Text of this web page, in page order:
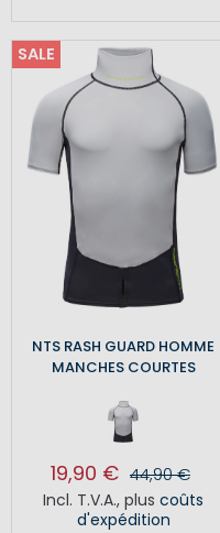
SALE
NTS RASH GUARD HOMME
MANCHES COURTES
19,90 € 44,90 €
Incl. T.V.A., plus coûts
d'expédition